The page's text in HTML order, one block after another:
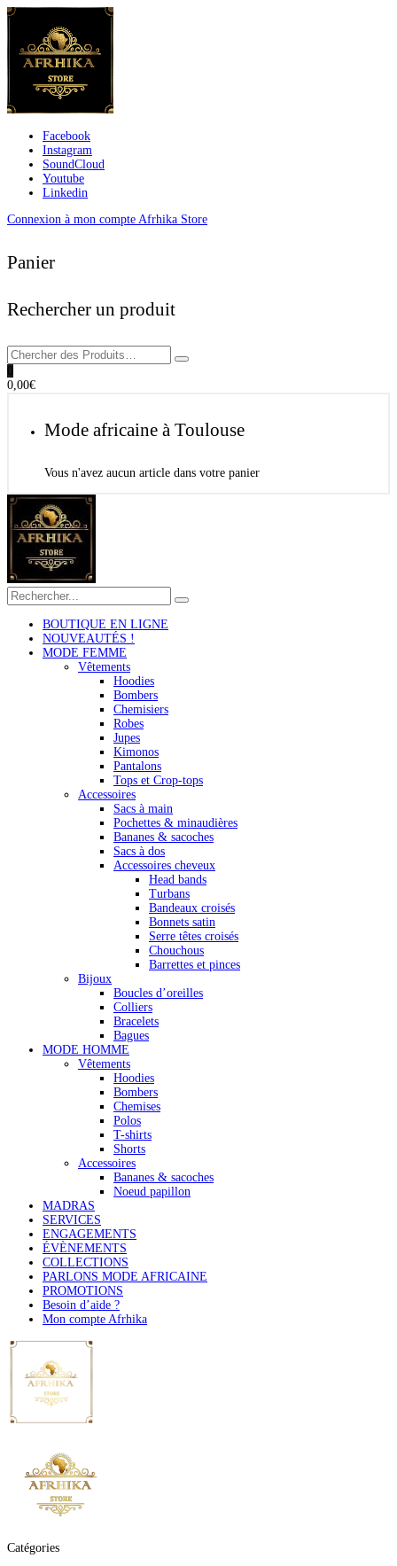
Facebook
Instagram
SoundCloud
Youtube
Linkedin
Connexion à mon compte Afrhika Store
Panier
Rechercher un produit
0,00€
Mode africaine à Toulouse
Vous n'avez aucun article dans votre panier
BOUTIQUE EN LIGNE
NOUVEAUTÉS !
MODE FEMME
Vêtements
Hoodies
Bombers
Chemisiers
Robes
Jupes
Kimonos
Pantalons
Tops et Crop-tops
Accessoires
Sacs à main
Pochettes & minaudières
Bananes & sacoches
Sacs à dos
Accessoires cheveux
Head bands
Turbans
Bandeaux croisés
Bonnets satin
Serre têtes croisés
Chouchous
Barrettes et pinces
Bijoux
Boucles d’oreilles
Colliers
Bracelets
Bagues
MODE HOMME
Vêtements
Hoodies
Bombers
Chemises
Polos
T-shirts
Shorts
Accessoires
Bananes & sacoches
Noeud papillon
MADRAS
SERVICES
ENGAGEMENTS
ÉVÈNEMENTS
COLLECTIONS
PARLONS MODE AFRICAINE
PROMOTIONS
Besoin d’aide ?
Mon compte Afrhika
Catégories